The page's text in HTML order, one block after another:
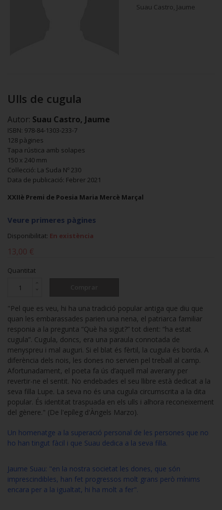
Suau Castro, Jaume
Ulls de cugula
Autor: Suau Castro, Jaume
ISBN: 978-84-1303-233-7
128 pàgines
Tapa rústica amb solapes
150 x 240 mm
Col·lecció: La Suda Nº 230
Data de publicació: Febrer 2021
XXIIè Premi de Poesia Maria Mercè Marçal
Veure primeres pàgines
Disponibilitat: En existència
13,00 €
Quantitat
"Pel que es veu, hi ha una tradició popular antiga que diu que
quan les embarassades parien una nena, el patriarca familiar
responia a la pregunta “Què ha sigut?” tot dient: “ha estat
cugula”. Cugula, doncs, era una paraula connotada de
menyspreu i mal auguri. Si el blat és fèrtil, la cugula és borda. A
diferència dels nois, les dones no servien pel treball al camp.
Afortunadament, el poeta fa ús d’aquell mal averany per
revertir-ne el sentit. No endebades el seu llibre està dedicat a la
seva filla Lupe. La seva no és una cugula circumscrita a la dita
popular. És identitat traspuada en els ulls i alhora reconeixement
del gènere." (De l'epíleg d'Àngels Marzo).
Un homenatge a la superació personal de les persones que no
ho han tingut fàcil i que Suau dedica a la seva filla.
Jaume Suau: "en la nostra societat les dones, que són
imprescindibles, han fet progressos molt grans però mínims
encara per a la igualtat, hi ha molt a fer".